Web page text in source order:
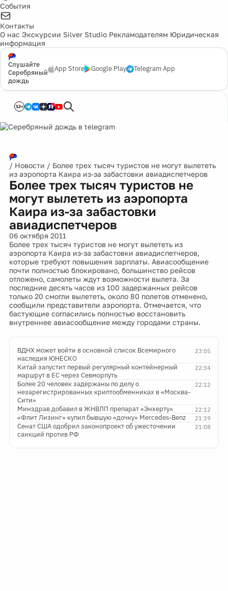
События
Контакты
О нас Экскурсии Silver Studio Рекламодателям Юридическая
информация
Слушайте
Серебряный
дождь
App Store Google Play Telegram App
12+
/ Новости / Более трех тысяч туристов не могут вылететь
из аэропорта Каира из-за забастовки авиадиспетчеров
Более трех тысяч туристов не
могут вылететь из аэропорта
Каира из-за забастовки
авиадиспетчеров
06 октября 2011
Более трех тысяч туристов не могут вылететь из
аэропорта Каира из-за забастовки авиадиспетчеров,
которые требуют повышения зарплаты. Авиасообщение
почти полностью блокировано, большинство рейсов
отложено, самолеты ждут возможности вылета. За
последние десять часов из 100 задержанных рейсов
только 20 смогли вылететь, около 80 полетов отменено,
сообщили представители аэропорта. Отмечается, что
бастующие согласились полностью восстановить
внутреннее авиасообщение между городами страны.
23:05
ВДНХ может войти в основной список Всемирного
наследия ЮНЕСКО
22:34
Китай запустит первый регулярный контейнерный
маршрут в ЕС через Севморпуть
22:12
Более 20 человек задержаны по делу о
незарегистрированных криптообменниках в «Москва-
Сити»
22:12
Минздрав добавил в ЖНВЛП препарат «Энхерту»
21:39
«Флит Лизинг» купил бывшую «дочку» Mercedes-Benz
21:08
Сенат США одобрил законопроект об ужесточении
санкций против РФ